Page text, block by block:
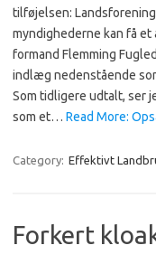
tilføjelsen:
myndighederne kan få
formand Flemming
indlæg nedenstående
Som tidligere udtalt, ser
som et… Read More:
Category: Effektivt
Forkert